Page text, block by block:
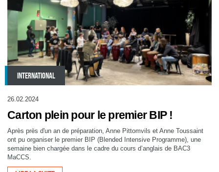
INTERNATIONAL
26.02.2024
Carton plein pour le premier BIP !
Après près d'un an de préparation, Anne Pittomvils et Anne Toussaint
ont pu organiser le premier BIP (Blended Intensive Programme), une
semaine bien chargée dans le cadre du cours d’anglais de BAC3
MaCCS.